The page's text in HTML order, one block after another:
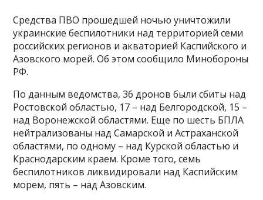
Средства ПВО прошедшей ночью уничтожили
украинские беспилотники над территорией семи
российских регионов и акваторией Каспийского и
Азовского морей. Об этом сообщило Минобороны
РФ.
По данным ведомства, 36 дронов были сбиты над
Ростовской областью, 17 – над Белгородской, 15 –
над Воронежской областями. Еще по шесть БПЛА
нейтрализованы над Самарской и Астраханской
областями, по одному – над Курской областью и
Краснодарским краем. Кроме того, семь
беспилотников ликвидировали над Каспийским
морем, пять – над Азовским.